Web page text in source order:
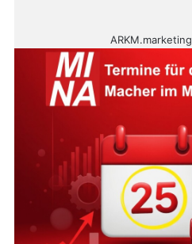
ARKM.marketing